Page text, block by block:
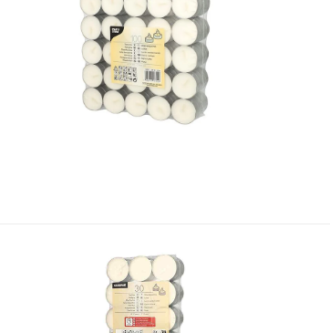
6-10 timmar. Välj efter hur länge ni vill att stämningen ska räcka.
Vad är skillnaden mellan stearin och paraffin?
Stearin är gjort av vegetabiliska/animaliska fetter, brinner
vanligt i värmeljus i storpack. Välj stearin om luftkvalitet är